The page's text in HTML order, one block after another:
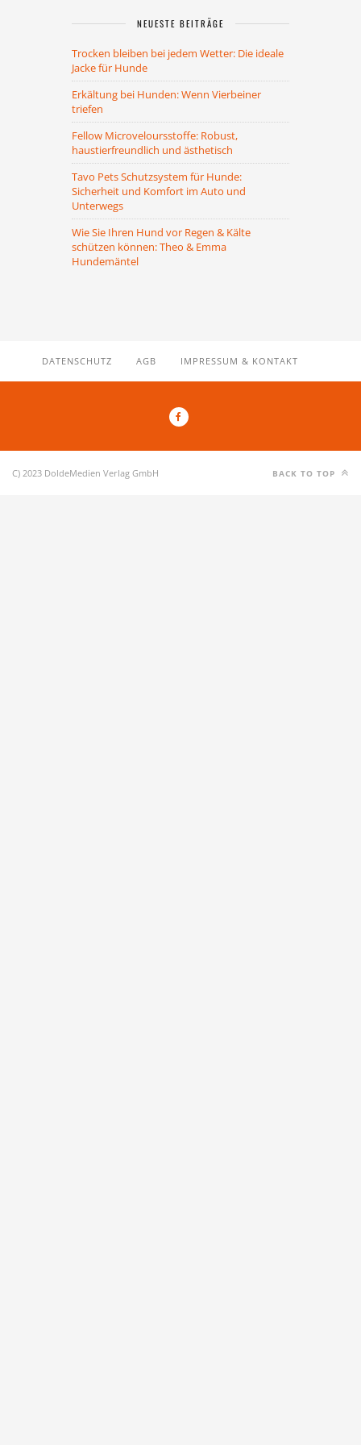
NEUESTE BEITRÄGE
Trocken bleiben bei jedem Wetter: Die ideale
Jacke für Hunde
Erkältung bei Hunden: Wenn Vierbeiner
triefen
Fellow Microveloursstoffe: Robust,
haustierfreundlich und ästhetisch
Tavo Pets Schutzsystem für Hunde:
Sicherheit und Komfort im Auto und
Unterwegs
Wie Sie Ihren Hund vor Regen & Kälte
schützen können: Theo & Emma
Hundemäntel
DATENSCHUTZ AGB IMPRESSUM & KONTAKT
C) 2023 DoldeMedien Verlag GmbH BACK TO TOP